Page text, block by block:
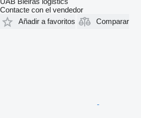
Contacte con el vendedor
Añadir a favoritos
Comparar